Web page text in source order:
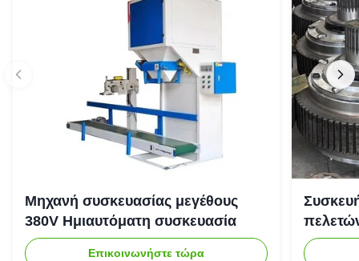
Μηχανή συσκευασίας μεγέθους
380V Ημιαυτόματη συσκευασία
Επικοινωνήστε τώρα